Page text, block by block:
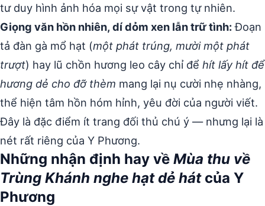
tư duy hình ảnh hóa mọi sự vật trong tự nhiên.
Giọng văn hồn nhiên, dí dỏm xen lẫn trữ tình:Đoạn
tả đàn gà mổ hạt (một phát trúng, mười một phát
trượt) hay lũ chồn hương leo cây chỉ để hít lấy hít để
hương dẻ cho đỡ thèm mang lại nụ cười nhẹ nhàng,
thể hiện tâm hồn hóm hỉnh, yêu đời của người viết.
Đây là đặc điểm ít trang đối thủ chú ý — nhưng lại là
nét rất riêng của Y Phương.
Những nhận định hay về Mùa thu về
Trùng Khánh nghe hạt dẻ hátcủa Y
Phương